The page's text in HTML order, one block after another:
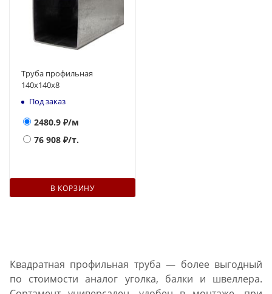
Труба профильная
140х140x8
Под заказ
2480.9 ₽/м
76 908 ₽/т.
В КОРЗИНУ
Квадратная профильная труба — более выгодный
по стоимости аналог уголка, балки и швеллера.